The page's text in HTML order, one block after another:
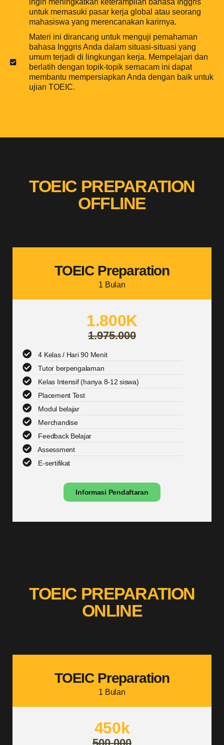
ingin meningkatkan keterampilan bahasa Inggris
untuk memasuki pasar kerja global atau seorang
mahasiswa yang merencanakan karirnya.
Materi ini dirancang untuk menguji pemahaman
bahasa Inggris Anda dalam situasi-situasi yang
umum terjadi di lingkungan kerja. Mempelajari dan
berlatih dengan topik-topik semacam ini dapat
membantu mempersiapkan Anda dengan baik untuk
ujian TOEIC.
TOEIC PREPARATION
OFFLINE
TOEIC Preparation
1 Bulan
1.800K
1.975.000
4 Kelas / Hari 90 Menit
Tutor berpengalaman
Kelas Intensif (hanya 8-12 siswa)
Placement Test
Modul belajar
Merchandise
Feedback Belajar
Assessment
E-sertifikat
Informasi Pendaftaran
TOEIC PREPARATION
ONLINE
TOEIC Preparation
1 Bulan
450k